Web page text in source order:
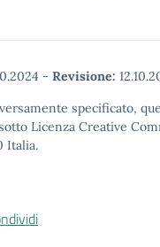
- Revisione:
specificato,
Licenza Creative
Italia.